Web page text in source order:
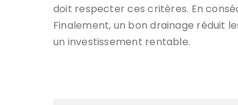
doit respecter ces critères. En
Finalement, un bon drainage réduit
un investissement rentable.